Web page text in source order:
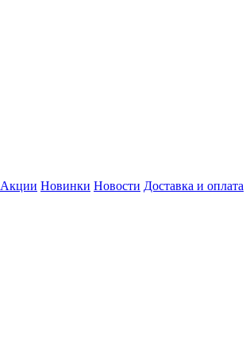
Акции Новинки Новости Доставка и оплата